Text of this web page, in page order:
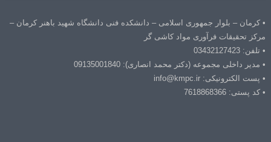
• کرمان – بلوار جمهوری اسلامی – دانشکده فنی دانشگاه شهید باهنر کرمان –
مرکز تحقیقات فرآوری مواد کاشی گر
• تلفن: 03432127423
• مدیر داخلی مجموعه (دکتر محمد انصاری): 09135001840
• پست الکترونیکی: info@kmpc.ir
• کد پستی: 7618868366